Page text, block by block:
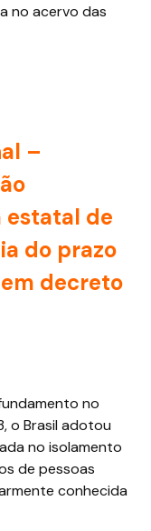
no acervo das
–
de
do prazo
decreto
no
o Brasil adotou
no isolamento
de pessoas
conhecida